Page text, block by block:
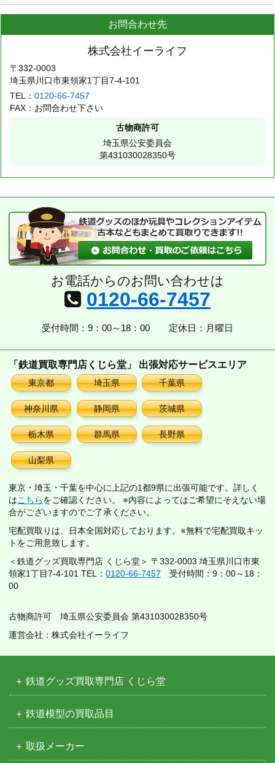
お問合わせ先
株式会社イーライフ
〒332-0003
埼玉県川口市東領家1丁目7-4-101
TEL：0120-66-7457
FAX：お問合わせ下さい
古物商許可
埼玉県公安委員会
第431030028350号
お電話からのお問い合わせは
0120-66-7457
受付時間：9：00～18：00 定休日：月曜日
「鉄道買取専門店くじら堂」 出張対応サービスエリア
東京都 埼玉県 千葉県
神奈川県 静岡県 茨城県
栃木県 群馬県 長野県
山梨県
東京・埼玉・千葉を中心に上記の1都9県に出張可能です。詳しく
はこちらをご確認ください。 ※内容によってはご希望にそえない場
合がございますのでご了承ください。
宅配買取りは、日本全国対応しております。※無料で宅配買取キッ
トをご用意致します。
＜鉄道グッズ買取専門店 くじら堂＞ 〒332-0003 埼玉県川口市東
領家1丁目7-4-101 TEL： 0120-66-7457 受付時間：9：00～18：
00
古物商許可 埼玉県公安委員会 第431030028350号
運営会社：株式会社イーライフ
鉄道グッズ買取専門店 くじら堂
鉄道模型の買取品目
取扱メーカー